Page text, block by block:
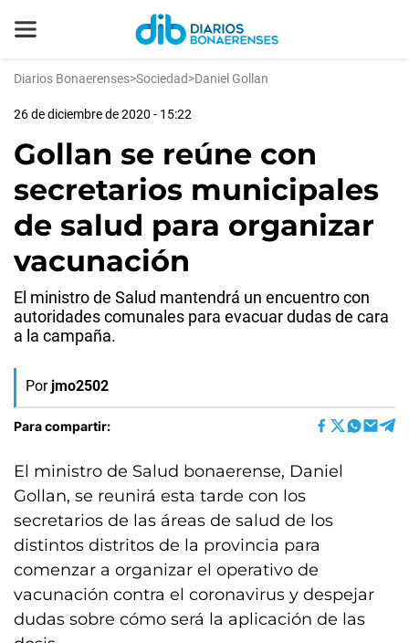
Diarios Bonaerenses>Sociedad>Daniel Gollan
26 de diciembre de 2020 - 15:22
Gollan se reúne con
secretarios municipales
de salud para organizar
vacunación
El ministro de Salud mantendrá un encuentro con
autoridades comunales para evacuar dudas de cara
a la campaña.
Por jmo2502
Para compartir:
El ministro de Salud bonaerense, Daniel
Gollan, se reunirá esta tarde con los
secretarios de las áreas de salud de los
distintos distritos de la provincia para
comenzar a organizar el operativo de
vacunación contra el coronavirus y despejar
dudas sobre cómo será la aplicación de las